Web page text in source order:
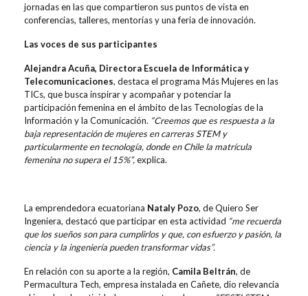
jornadas en las que compartieron sus puntos de vista en
conferencias, talleres, mentorías y una feria de innovación.
Las voces de sus participantes
Alejandra Acuña, Directora Escuela de Informática y
Telecomunicaciones, destaca el programa Más Mujeres en las
TICs, que busca inspirar y acompañar y potenciar la
participación femenina en el ámbito de las Tecnologías de la
Información y la Comunicación. “Creemos que es respuesta a la
baja representación de mujeres en carreras STEM y
particularmente en tecnología, donde en Chile la matrícula
femenina no supera el 15%”,explica.
La emprendedora ecuatoriana Nataly Pozo, de Quiero Ser
Ingeniera, destacó que participar en esta actividad “me recuerda
que los sueños son para cumplirlos y que, con esfuerzo y pasión, la
ciencia y la ingeniería pueden transformar vidas”.
En relación con su aporte a la región, Camila Beltrán, de
Permacultura Tech, empresa instalada en Cañete, dio relevancia